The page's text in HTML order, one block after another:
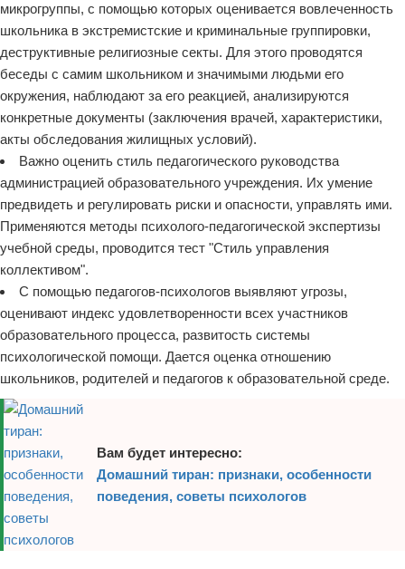
микрогруппы, с помощью которых оценивается вовлеченность
школьника в экстремистские и криминальные группировки,
деструктивные религиозные секты. Для этого проводятся
беседы с самим школьником и значимыми людьми его
окружения, наблюдают за его реакцией, анализируются
конкретные документы (заключения врачей, характеристики,
акты обследования жилищных условий).
Важно оценить стиль педагогического руководства
администрацией образовательного учреждения. Их умение
предвидеть и регулировать риски и опасности, управлять ими.
Применяются методы психолого-педагогической экспертизы
учебной среды, проводится тест "Стиль управления
коллективом".
С помощью педагогов-психологов выявляют угрозы,
оценивают индекс удовлетворенности всех участников
образовательного процесса, развитость системы
психологической помощи. Дается оценка отношению
школьников, родителей и педагогов к образовательной среде.
Вам будет интересно:
Домашний тиран: признаки, особенности
поведения, советы психологов